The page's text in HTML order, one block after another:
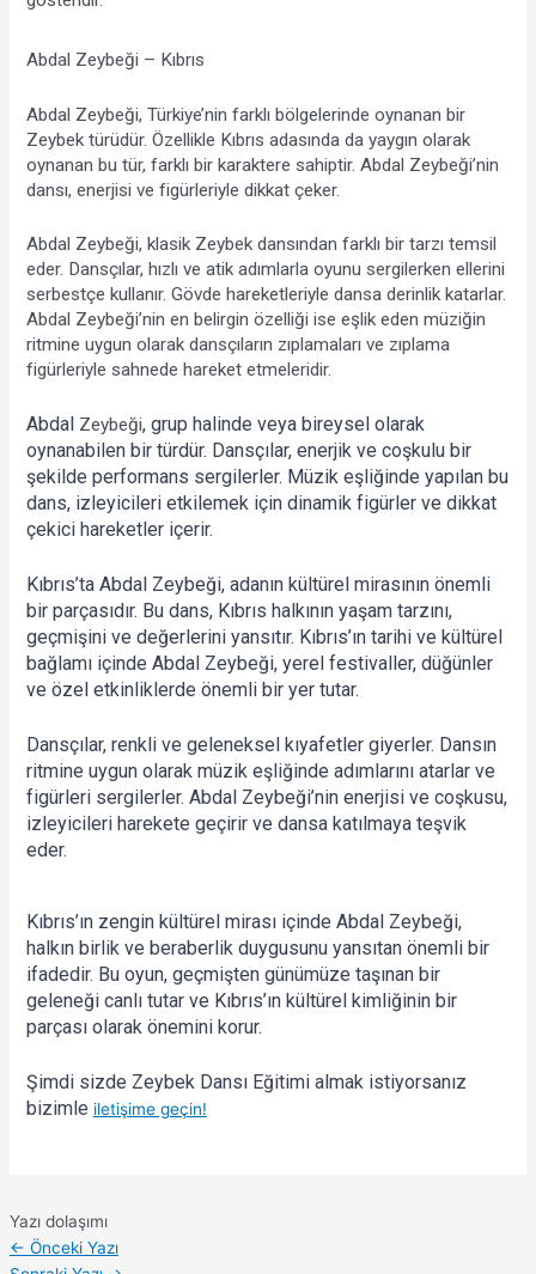
Abdal Zeybeği – Kıbrıs
Abdal Zeybeği, Türkiye’nin farklı bölgelerinde oynanan bir
Zeybek türüdür. Özellikle Kıbrıs adasında da yaygın olarak
oynanan bu tür, farklı bir karaktere sahiptir. Abdal Zeybeği’nin
dansı, enerjisi ve figürleriyle dikkat çeker.
Abdal Zeybeği, klasik Zeybek dansından farklı bir tarzı temsil
eder. Dansçılar, hızlı ve atik adımlarla oyunu sergilerken ellerini
serbestçe kullanır. Gövde hareketleriyle dansa derinlik katarlar.
Abdal Zeybeği’nin en belirgin özelliği ise eşlik eden müziğin
ritmine uygun olarak dansçıların zıplamaları ve zıplama
figürleriyle sahnede hareket etmeleridir.
Abdal Zeybeği, grup halinde veya bireysel olarak
oynanabilen bir türdür. Dansçılar, enerjik ve coşkulu bir
şekilde performans sergilerler. Müzik eşliğinde yapılan bu
dans, izleyicileri etkilemek için dinamik figürler ve dikkat
çekici hareketler içerir.
Kıbrıs’ta Abdal Zeybeği, adanın kültürel mirasının önemli
bir parçasıdır. Bu dans, Kıbrıs halkının yaşam tarzını,
geçmişini ve değerlerini yansıtır. Kıbrıs’ın tarihi ve kültürel
bağlamı içinde Abdal Zeybeği, yerel festivaller, düğünler
ve özel etkinliklerde önemli bir yer tutar.
Dansçılar, renkli ve geleneksel kıyafetler giyerler. Dansın
ritmine uygun olarak müzik eşliğinde adımlarını atarlar ve
figürleri sergilerler. Abdal Zeybeği’nin enerjisi ve coşkusu,
izleyicileri harekete geçirir ve dansa katılmaya teşvik
eder.
Kıbrıs’ın zengin kültürel mirası içinde Abdal Zeybeği,
halkın birlik ve beraberlik duygusunu yansıtan önemli bir
ifadedir. Bu oyun, geçmişten günümüze taşınan bir
geleneği canlı tutar ve Kıbrıs’ın kültürel kimliğinin bir
parçası olarak önemini korur.
Şimdi sizde Zeybek Dansı Eğitimi almak istiyorsanız
bizimle iletişime geçin!
Yazı dolaşımı
← Önceki Yazı